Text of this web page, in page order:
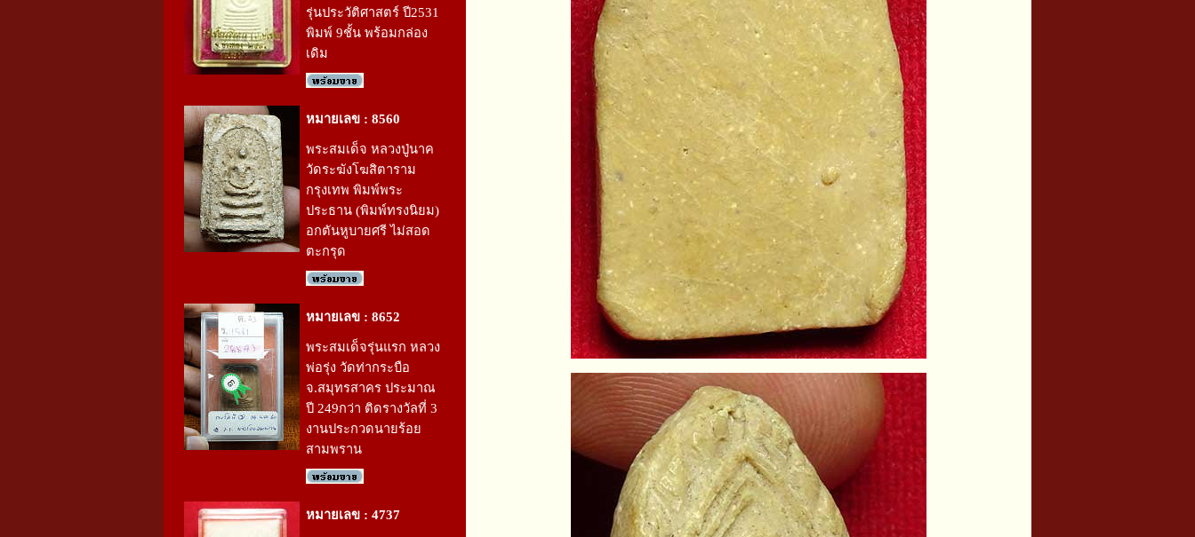
รุ่นประวัติศาสตร์ ปี2531
พิมพ์ 9ชั้น พร้อมกล่อง
เดิม
หมายเลข : 8560
พระสมเด็จ หลวงปู่นาค
วัดระฆังโฆสิตาราม
กรุงเทพ พิมพ์พระ
ประธาน (พิมพ์ทรงนิยม)
อกตันหูบายศรี ไม่สอด
ตะกรุด
หมายเลข : 8652
พระสมเด็จรุ่นแรก หลวง
พ่อรุ่ง วัดท่ากระบือ
จ.สมุทรสาคร ประมาณ
ปี 249กว่า ติดรางวัลที่ 3
งานประกวดนายร้อย
สามพราน
หมายเลข : 4737